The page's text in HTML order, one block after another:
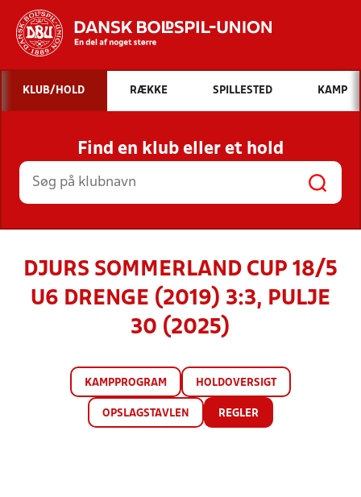
Hvad vil du søge efter?
INDHOLD OG NYHEDER
STILLINGER, RESULTATER, KLUBBER OG
HOLD
KLUB/HOLD RÆKKE SPILLESTED KAMP
Find en klub eller et hold
DJURS SOMMERLAND CUP 18/5
U6 DRENGE (2019) 3:3, PULJE
30 (2025)
KAMPPROGRAM HOLDOVERSIGT
OPSLAGSTAVLEN REGLER